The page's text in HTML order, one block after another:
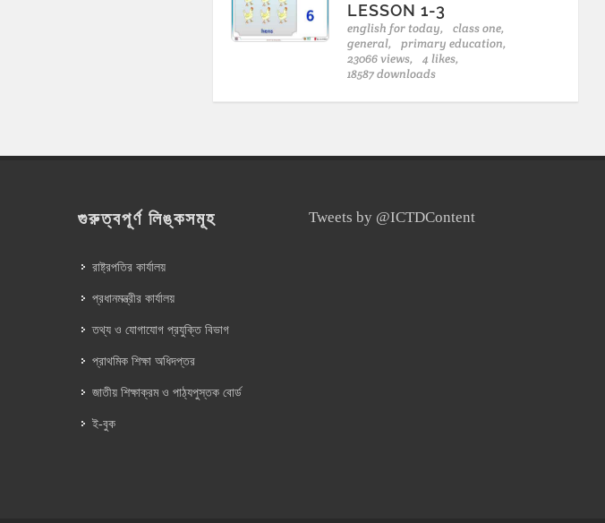
LESSON 1-3
english for today,
class one,
general,
primary education,
23066 views,
4 likes,
18587 downloads
গুরুত্বপূর্ণ লিঙ্কসমূহ
রাষ্ট্রপতির কার্যালয়
প্রধানমন্ত্রীর কার্যালয়
তথ্য ও যোগাযোগ প্রযুক্তি বিভাগ
প্রাথমিক শিক্ষা অধিদপ্তর
জাতীয় শিক্ষাক্রম ও পাঠ্যপুস্তক বোর্ড
ই-বুক
Tweets by @ICTDContent